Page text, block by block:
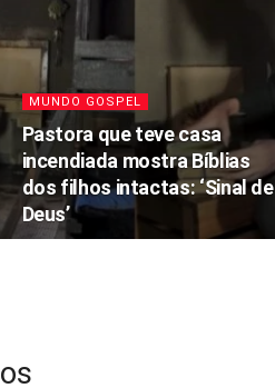
MUNDO GOSPEL
Pastora que teve casa
incendiada mostra Bíblias
dos filhos intactas: ‘Sinal de
Deus’